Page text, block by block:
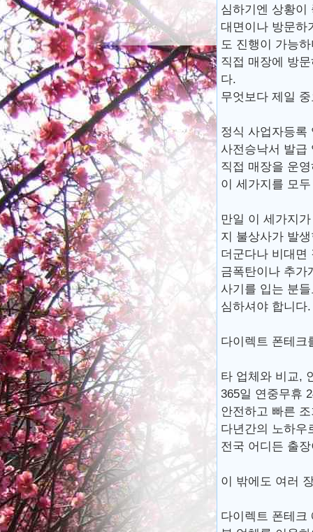
심하기엔 상황이
대면이나 방문하
도 진행이 가능
직접 매장에 방
다.
무엇보다 제일
정식 사업자등록
사전승낙서 발급
직접 매장을 운
이 세가지를 모
만일 이 세가지
지 불상사가 발
더군다나 비대면
금폭탄이나 추가
사기를 입는 분
심하셔야 합니다.
다이렉트 폰테크
타 업체와 비교,
365일 연중무휴
안전하고 빠른
다년간의 노하우
전국 어디든 출
이 밖에도 여러
다이렉트 폰테크